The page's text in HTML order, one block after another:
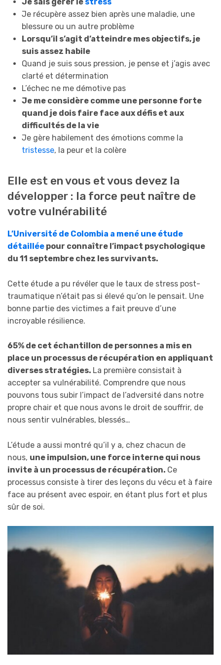
Je récupère assez bien après une maladie, une
blessure ou un autre problème
Lorsqu’il s’agit d’atteindre mes objectifs, je
suis assez habile
Quand je suis sous pression, je pense et j’agis avec
clarté et détermination
L’échec ne me démotive pas
Je me considère comme une personne forte
quand je dois faire face aux défis et aux
difficultés de la vie
Je gère habilement des émotions comme la
tristesse, la peur et la colère
Elle est en vous et vous devez la
développer : la force peut naître de
votre vulnérabilité
L’Université de Colombia a mené une étude
détaillée pour connaître l’impact psychologique
du 11 septembre chez les survivants.
Cette étude a pu révéler que le taux de stress post-
traumatique n’était pas si élevé qu’on le pensait. Une
bonne partie des victimes a fait preuve d’une
incroyable résilience.
65% de cet échantillon de personnes a mis en
place un processus de récupération en appliquant
diverses stratégies. La première consistait à
accepter sa vulnérabilité. Comprendre que nous
pouvons tous subir l’impact de l’adversité dans notre
propre chair et que nous avons le droit de souffrir, de
nous sentir vulnérables, blessés…
L’étude a aussi montré qu’il y a, chez chacun de
nous, une impulsion, une force interne qui nous
invite à un processus de récupération. Ce
processus consiste à tirer des leçons du vécu et à faire
face au présent avec espoir, en étant plus fort et plus
sûr de soi.